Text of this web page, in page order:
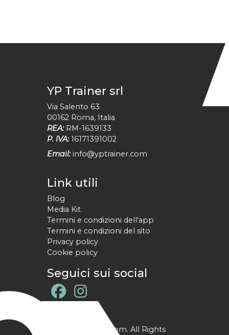
YP Trainer srl
Via Salento 63
00162 Roma, Italia
REA: RM-1639133
P. IVA: 16171391002
Email: info@yptrainer.com
Link utili
Blog
Media Kit
Termini e condizioni dell'app
Termini e condizioni del sito
Privacy policy
Cookie policy
Seguici sui social
@ YPtrainer.com. All Rights